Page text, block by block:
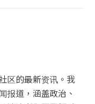
区的最新资讯。我
报道，涵盖政治、